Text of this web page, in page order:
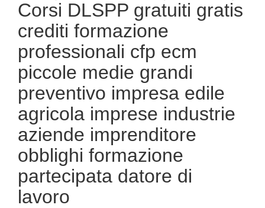
Corsi DLSPP gratuiti gratis
crediti formazione
professionali cfp ecm
piccole medie grandi
preventivo impresa edile
agricola imprese industrie
aziende imprenditore
obblighi formazione
partecipata datore di
lavoro